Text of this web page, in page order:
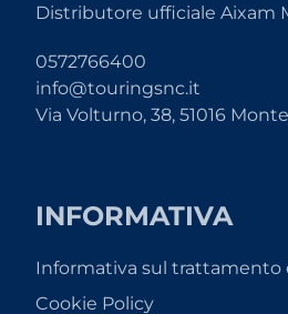
Distributore ufficiale Aixam
0572766400
info@touringsnc.it
Via Volturno, 38, 51016
INFORMATIVA
Informativa sul trattamento
Cookie Policy